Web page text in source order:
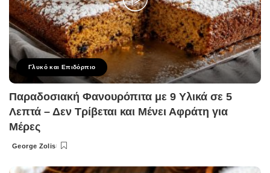
Γλυκό και Επιδόρπιο
Παραδοσιακή Φανουρόπιτα με 9 Υλικά σε 5
Λεπτά – Δεν Τρίβεται και Μένει Αφράτη για
Μέρες
Posted
George Zolis